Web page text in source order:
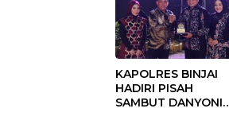
KAPOLRES BINJAI
HADIRI PISAH
SAMBUT DANYONIF